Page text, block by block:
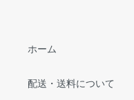
ホーム
配送・送料について